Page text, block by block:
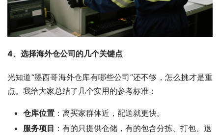
4、选择海外仓公司的几个关键点
光知道“墨西哥海外仓库有哪些公司”还不够，怎么挑才是重
点。我给大家总结了几个实用的参考标准：
仓库位置 ：离买家群体近，配送就更快。
服务项目 ：有的只提供仓储，有的包含分拣、打包、退